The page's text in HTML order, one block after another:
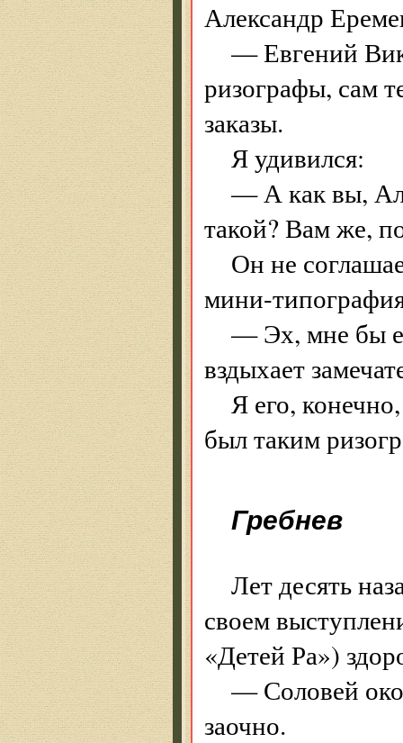
Александр
— Евгений
ризографы, сам
заказы.
Я удивился:
— А как вы,
такой? Вам же,
Он не
мини-
— Эх, мне бы
вздыхает
Я его,
был таким
Гребнев
Лет десять
своем
«Детей Ра»)
— Соловей
заочно.